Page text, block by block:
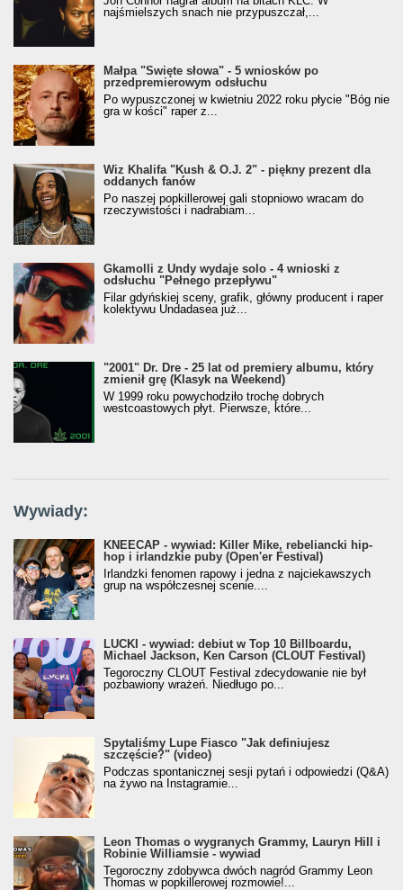
najśmielszych snach nie przypuszczał,...
Małpa "Święte słowa" - 5 wniosków po
przedpremierowym odsłuchu
Po wypuszczonej w kwietniu 2022 roku płycie "Bóg nie
gra w kości" raper z...
Wiz Khalifa "Kush & O.J. 2" - piękny prezent dla
oddanych fanów
Po naszej popkillerowej gali stopniowo wracam do
rzeczywistości i nadrabiam...
Gkamolli z Undy wydaje solo - 4 wnioski z
odsłuchu "Pełnego przepływu"
Filar gdyńskiej sceny, grafik, główny producent i raper
kolektywu Undadasea już...
"2001" Dr. Dre - 25 lat od premiery albumu, który
zmienił grę (Klasyk na Weekend)
W 1999 roku powychodziło trochę dobrych
westcoastowych płyt. Pierwsze, które...
Wywiady:
KNEECAP - wywiad: Killer Mike, rebeliancki hip-
hop i irlandzkie puby (Open'er Festival)
Irlandzki fenomen rapowy i jedna z najciekawszych
grup na współczesnej scenie....
LUCKI - wywiad: debiut w Top 10 Billboardu,
Michael Jackson, Ken Carson (CLOUT Festival)
Tegoroczny CLOUT Festival zdecydowanie nie był
pozbawiony wrażeń. Niedługo po...
Spytaliśmy Lupe Fiasco "Jak definiujesz
szczęście?" (video)
Podczas spontanicznej sesji pytań i odpowiedzi (Q&A)
na żywo na Instagramie...
Leon Thomas o wygranych Grammy, Lauryn Hill i
Robinie Williamsie - wywiad
Tegoroczny zdobywca dwóch nagród Grammy Leon
Thomas w popkillerowej rozmowie!...